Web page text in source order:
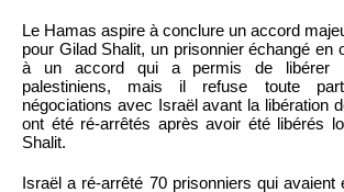
Le Hamas aspire à conclure un accord
pour Gilad Shalit, un prisonnier échangé en
à un accord qui a permis de libérer
palestiniens, mais il refuse toute
négociations avec Israël avant la libération
ont été ré-arrêtés après avoir été libérés
Shalit.
Israël a ré-arrêté 70 prisonniers qui avaient